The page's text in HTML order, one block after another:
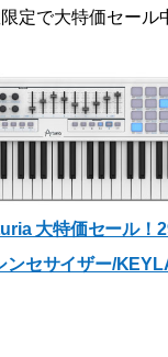
定で大特価セール
大特価セール
ンセサイザー/